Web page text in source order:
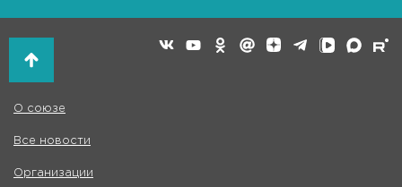
О союзе
Все новости
Организации